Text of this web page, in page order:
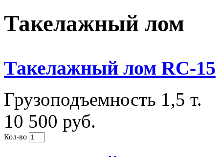
Такелажный лом
Такелажный лом RC-15
Грузоподъемность 1,5 т.
10 500 руб.
Кол-во